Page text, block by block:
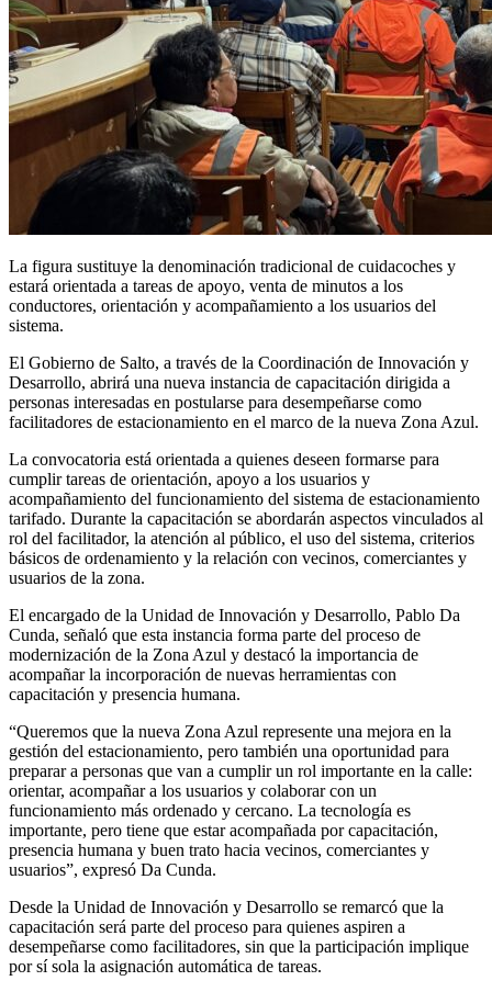
La figura sustituye la denominación tradicional de cuidacoches y
estará orientada a tareas de apoyo, venta de minutos a los
conductores, orientación y acompañamiento a los usuarios del
sistema.
El Gobierno de Salto, a través de la Coordinación de Innovación y
Desarrollo, abrirá una nueva instancia de capacitación dirigida a
personas interesadas en postularse para desempeñarse como
facilitadores de estacionamiento en el marco de la nueva Zona Azul.
La convocatoria está orientada a quienes deseen formarse para
cumplir tareas de orientación, apoyo a los usuarios y
acompañamiento del funcionamiento del sistema de estacionamiento
tarifado. Durante la capacitación se abordarán aspectos vinculados al
rol del facilitador, la atención al público, el uso del sistema, criterios
básicos de ordenamiento y la relación con vecinos, comerciantes y
usuarios de la zona.
El encargado de la Unidad de Innovación y Desarrollo, Pablo Da
Cunda, señaló que esta instancia forma parte del proceso de
modernización de la Zona Azul y destacó la importancia de
acompañar la incorporación de nuevas herramientas con
capacitación y presencia humana.
“Queremos que la nueva Zona Azul represente una mejora en la
gestión del estacionamiento, pero también una oportunidad para
preparar a personas que van a cumplir un rol importante en la calle:
orientar, acompañar a los usuarios y colaborar con un
funcionamiento más ordenado y cercano. La tecnología es
importante, pero tiene que estar acompañada por capacitación,
presencia humana y buen trato hacia vecinos, comerciantes y
usuarios”, expresó Da Cunda.
Desde la Unidad de Innovación y Desarrollo se remarcó que la
capacitación será parte del proceso para quienes aspiren a
desempeñarse como facilitadores, sin que la participación implique
por sí sola la asignación automática de tareas.